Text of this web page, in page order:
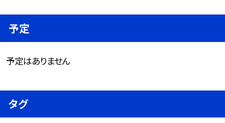
予定
予定はありません
タグ